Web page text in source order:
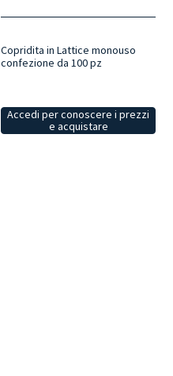
Copridita in Lattice monouso
confezione da 100 pz
Accedi per conoscere i prezzi
e acquistare